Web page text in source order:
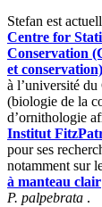
Stefan est
Centre for
Conservation
et conservation)
à l’université
(biologie de la
d’ornithologie
Institut
pour ses
notamment sur
à manteau clair
P. palpebrata .